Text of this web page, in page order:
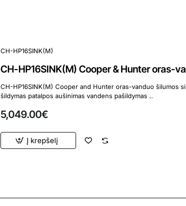
CH-HP16SINK(M)
CH-HP16SINK(M) Cooper & Hunter oras-
CH-HP16SINK(M) Cooper and Hunter oras-vanduo šilumos siurblys Funkcijos ir
šildymas patalpos aušinimas vandens pašildymas ..
5,049.00€
Į krepšelį